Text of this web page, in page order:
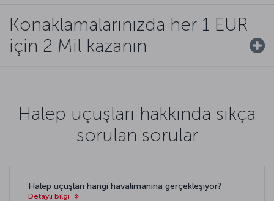
Konaklamalarınızda her 1 EUR
için 2 Mil kazanın
Halep uçuşları hakkında sıkça
sorulan sorular
Halep uçuşları hangi havalimanına gerçekleşiyor?
Detaylı bilgi